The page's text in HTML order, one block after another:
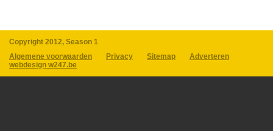
Copyright 2012, Season 1
Algemene voorwaarden
Privacy Sitemap
Adverteren
webdesign w247.be